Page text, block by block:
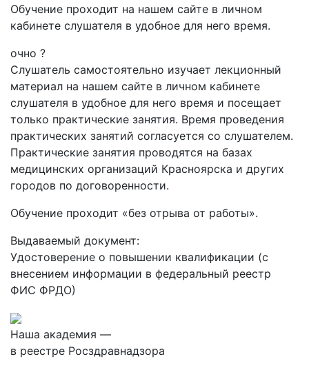
Обучение проходит на нашем сайте в личном
кабинете слушателя в удобное для него время.
очно ?
Слушатель самостоятельно изучает лекционный
материал на нашем сайте в личном кабинете
слушателя в удобное для него время и посещает
только практические занятия. Время проведения
практических занятий согласуется со слушателем.
Практические занятия проводятся на базах
медицинских организаций Красноярска и других
городов по договоренности.
Обучение проходит «без отрыва от работы».
Выдаваемый документ:
Удостоверение о повышении квалификации (с
внесением информации в федеральный реестр
ФИС ФРДО)
Наша академия —
в реестре Росздравнадзора